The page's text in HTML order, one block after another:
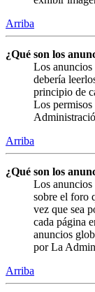
Arriba
¿Qué son los
Los
debería
principio de
Los permisos
Arriba
¿Qué son los
Los anuncios
sobre el foro
vez que sea
cada página
anuncios
por La
Arriba